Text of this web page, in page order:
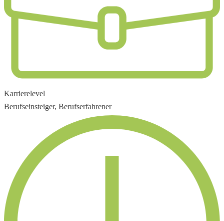
Karrierelevel
Berufseinsteiger, Berufserfahrener